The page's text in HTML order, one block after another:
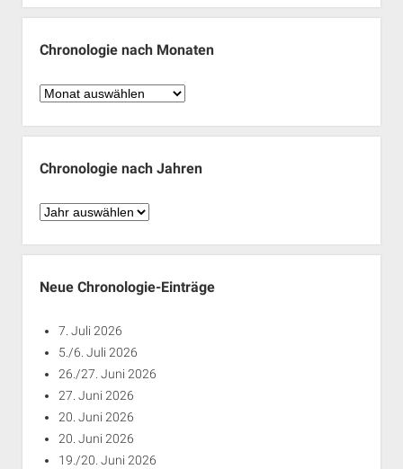
Chronologie nach Monaten
Chronologie
Monaten
Chronologie nach Jahren
Chronologie
Jahren
Neue Chronologie-Einträge
7. Juli 2026
5./6. Juli 2026
26./27. Juni 2026
27. Juni 2026
20. Juni 2026
20. Juni 2026
19./20. Juni 2026